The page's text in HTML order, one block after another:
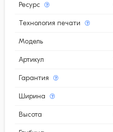
Ресурс
Технология печати
Модель
Артикул
Гарантия
Ширина
Высота